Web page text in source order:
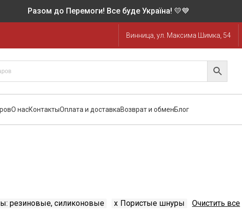
Разом до Перемоги! Все буде Україна! 💛💙
Винница, ул. Максима Шимка, 54
О насКонтактыОплата и доставкаВозврат и обменБлог
резиновые, силиконовые x Пористые шнуры Очистить все